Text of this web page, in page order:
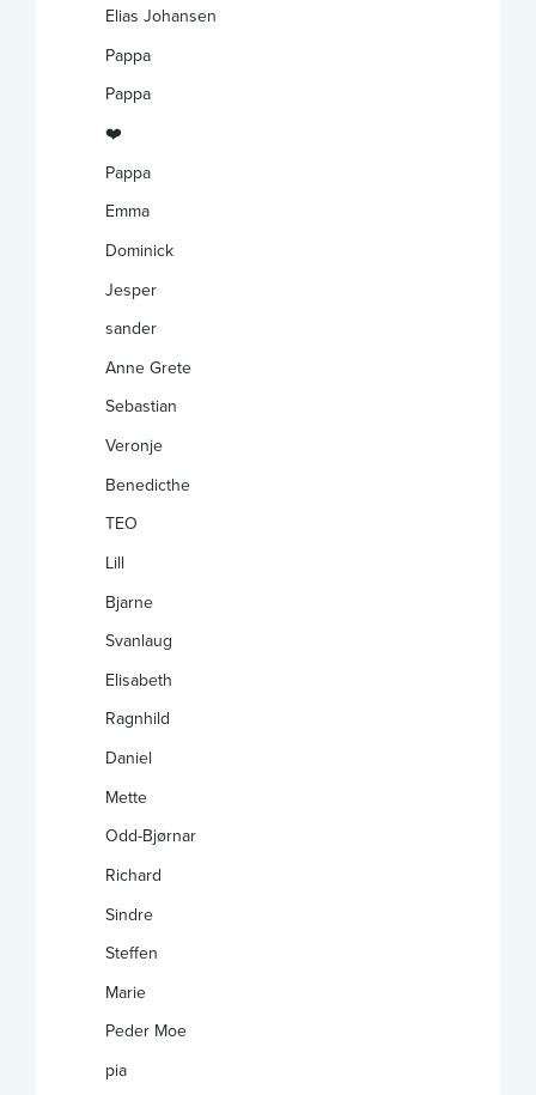
Elias Johansen
Pappa
Pappa
❤️
Pappa
Emma
Dominick
Jesper
sander
Anne Grete
Sebastian
Veronje
Benedicthe
TEO
Lill
Bjarne
Svanlaug
Elisabeth
Ragnhild
Daniel
Mette
Odd-Bjørnar
Richard
Sindre
Steffen
Marie
Peder Moe
pia